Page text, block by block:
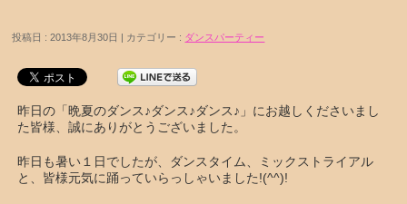
投稿日 : 2013年8月30日 | カテゴリー : ダンスパーティー
昨日の「晩夏のダンス♪ダンス♪ダンス♪」にお越しくださいまし
た皆様、誠にありがとうございました。
昨日も暑い１日でしたが、ダンスタイム、ミックストライアル
と、皆様元気に踊っていらっしゃいました!(^^)!